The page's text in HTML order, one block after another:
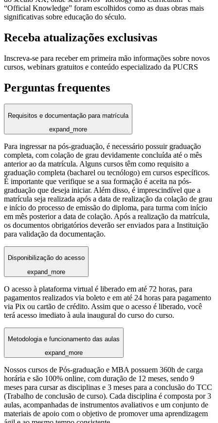
“Official Knowledge” foram escolhidos como as duas obras mais
significativas sobre educação do século.
Receba atualizações exclusivas
Inscreva-se para receber em primeira mão informações sobre novos
cursos, webinars gratuitos e conteúdo especializado da PUCRS
Perguntas frequentes
Requisitos e documentação para matrícula
expand_more
Para ingressar na pós-graduação, é necessário possuir graduação
completa, com colação de grau devidamente concluída até o mês
anterior ao da matrícula. Alguns cursos têm como requisito a
graduação completa (bacharel ou tecnólogo) em cursos específicos.
É importante que verifique se a sua formação é aceita na pós-
graduação que deseja iniciar. Além disso, é imprescindível que a
matrícula seja realizada após a data de realização da colação de grau
e início do processo de emissão do diploma, para turma com início
em mês posterior a data de colação. Após a realização da matrícula,
os documentos obrigatórios deverão ser enviados para a Instituição
para validação da documentação.
Disponibilização do acesso
expand_more
O acesso à plataforma virtual é liberado em até 72 horas, para
pagamentos realizados via boleto e em até 24 horas para pagamento
via Pix ou cartão de crédito. Assim que o acesso é liberado, você
terá acesso imediato à aula inaugural do curso do curso.
Metodologia e funcionamento das aulas
expand_more
Nossos cursos de Pós-graduação e MBA possuem 360h de carga
horária e são 100% online, com duração de 12 meses, sendo 9
meses para cursar as disciplinas e 3 meses para a conclusão do TCC
(Trabalho de conclusão de curso). Cada disciplina é composta por 3
aulas, acompanhadas de instrumentos avaliativos e um conjunto de
materiais de apoio com o objetivo de promover uma aprendizagem